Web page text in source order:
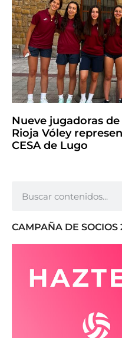
Nueve jugadoras
Rioja Vóley
CESA de Lugo
CAMPAÑA DE SOCIOS